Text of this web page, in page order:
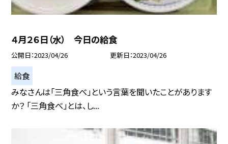
４月２６日（水） 今日の給食
公開日 2023/04/26 更新日 2023/04/26
給食
みなさんは「三角食べ」という言葉を聞いたことがあります
か？ 「三角食べ」とは、し...